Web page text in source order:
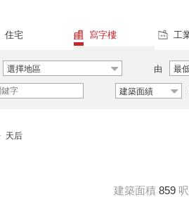
住宅 寫字樓 工
選擇地區 由 最
建築面績
天后
建築面積 859 呎